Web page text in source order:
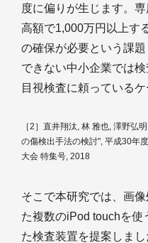
度に偏りが生じます。
高額で1,000万円以上す
の確保が必要という課
できない中小企業では
目視検査に頼っているケ
［2］直井翔汰, 林 雅也, 澤野弘
の傷検出手法の検討", 平成30年
大会 特集号, 2018
そこで本研究では、画
た複数のiPod touchを使
た検査装置を提案しま